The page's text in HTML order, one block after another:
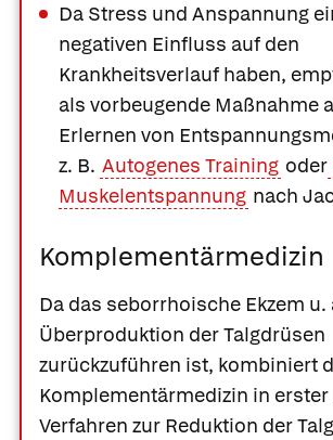
Da Stress und Anspannung
negativen Einfluss auf den
Krankheitsverlauf haben,
als vorbeugende Maßnahme
Erlernen von
z. B. Autogenes Training oder
Muskelentspannung nach
Komplementärmedizin
Da das seborrhoische Ekzem u.
Überproduktion der Talgdrüsen
zurückzuführen ist, kombiniert
Komplementärmedizin in erster
Verfahren zur Reduktion der